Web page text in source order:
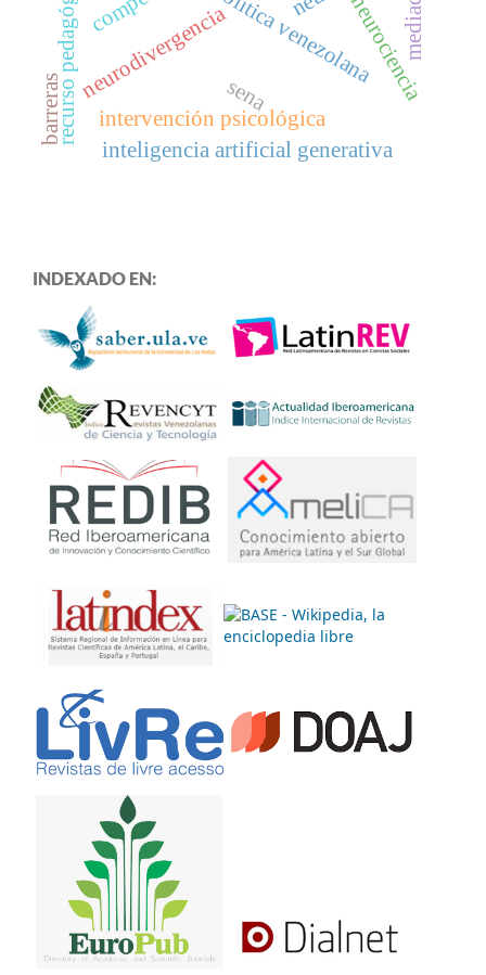
intervención psicológica
política venezolana
neurodivergencia neurociencia
recurso pedagógico sena
inteligencia artificial generativa
barreras
INDEXADO EN: